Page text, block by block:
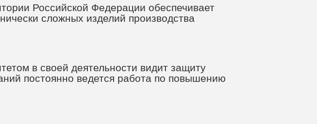
Российской Федерации обеспечивает
сложных изделий производства
в своей деятельности видит защиту
постоянно ведется работа по повышению